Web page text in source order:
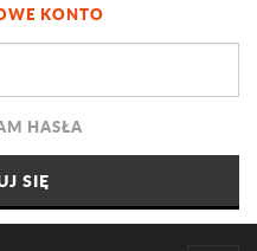
KONTO
HASŁA